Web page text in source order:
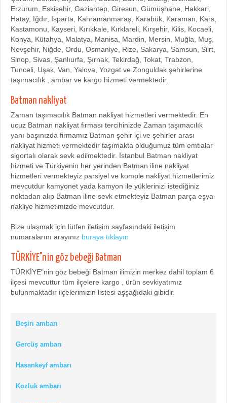
Erzurum, Eskişehir, Gaziantep, Giresun, Gümüşhane, Hakkari,
Hatay, Iğdır, Isparta, Kahramanmaraş, Karabük, Karaman, Kars,
Kastamonu, Kayseri, Kırıkkale, Kırklareli, Kırşehir, Kilis, Kocaeli,
Konya, Kütahya, Malatya, Manisa, Mardin, Mersin, Muğla, Muş,
Nevşehir, Niğde, Ordu, Osmaniye, Rize, Sakarya, Samsun, Siirt,
Sinop, Sivas, Şanlıurfa, Şırnak, Tekirdağ, Tokat, Trabzon,
Tunceli, Uşak, Van, Yalova, Yozgat ve Zonguldak şehirlerine
taşımacılık , ambar ve kargo hizmeti vermektedir.
Batman nakliyat
Zaman taşımacılık Batman nakliyat hizmetleri vermektedir. En
ucuz Batman nakliyat firması tercihinizde Zaman taşımacılık
yanı başınızda firmamız Batman şehir içi ve şehirler arası
nakliyat hizmeti vermektedir taşımakta olduğumuz tüm emtialar
sigortalı olarak sevk edilmektedir. İstanbul Batman nakliyat
hizmeti ve Türkiyenin her yerinden Batman iline nakliyat
hizmetleri vermekteyiz parsiyel ve komple nakliyat hizmetlerimiz
mevcutdur kamyonet yada kamyon ile yüklerinizi istediğiniz
noktadan alıp Batman iline sevk etmekteyiz Batman parça eşya
nakliye hizmetimizde mevcutdur.
Bize ulaşmak için lütfen iletişim sayfasındaki iletişim
numaralarını arayınız buraya tıklayın
TÜRKİYE"nin göz bebeği Batman
TÜRKİYE"nin göz bebeği Batman ilimizin merkez dahil toplam 6
ilçesi mevcuttur tüm ilçelere kargo , ürün sevkiyatımız
bulunmaktadır ilçelerimizin listesi aşşağıdaki gibidir.
Beşiri ambarı
Gercüş ambarı
Hasankeyf ambarı
Kozluk ambarı